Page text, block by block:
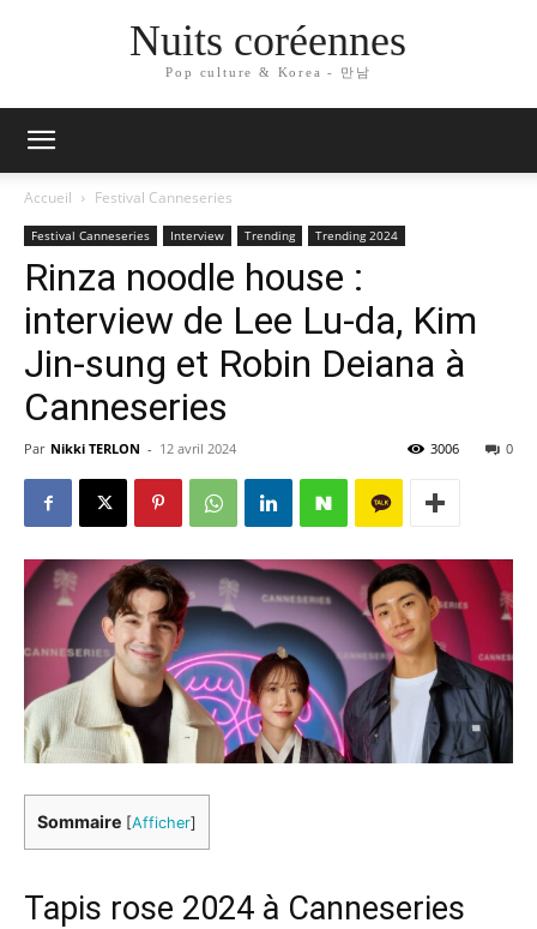
Nuits coréennes
Pop culture & Korea - 만남
Accueil Festival Canneseries
Festival Canneseries Interview Trending Trending 2024
Rinza noodle house :
interview de Lee Lu-da, Kim
Jin-sung et Robin Deiana à
Canneseries
Par Nikki TERLON - 12 avril 2024 0
3006
Sommaire [Afficher]
Tapis rose 2024 à Canneseries